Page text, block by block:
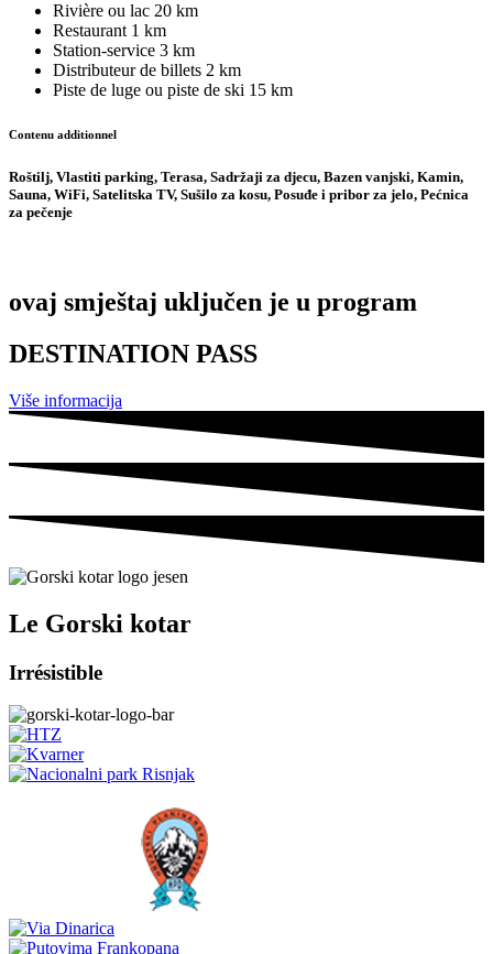
Rivière ou lac 20 km
Restaurant 1 km
Station-service 3 km
Distributeur de billets 2 km
Piste de luge ou piste de ski 15 km
Contenu additionnel
Roštilj, Vlastiti parking, Terasa, Sadržaji za djecu, Bazen vanjski, Kamin,
Sauna, WiFi, Satelitska TV, Sušilo za kosu, Posuđe i pribor za jelo, Pećnica
za pečenje
ovaj smještaj uključen je u program
DESTINATION PASS
Više informacija
Le Gorski kotar
Irrésistible